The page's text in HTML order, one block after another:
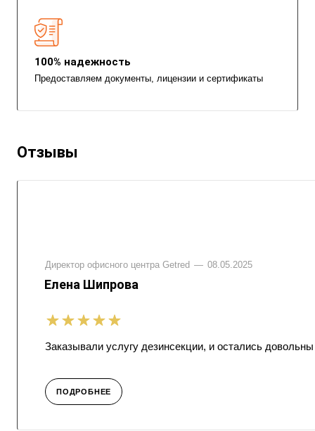
100% надежность
Предоставляем документы, лицензии и сертификаты
Отзывы
Директор офисного центра Getred — 08.05.2025
Елена Шипрова
Заказывали услугу дезинсекции, и остались
ПОДРОБНЕЕ